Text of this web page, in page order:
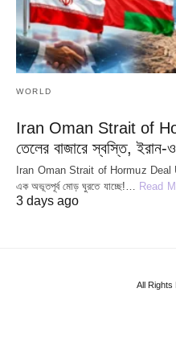
WORLD
Iran Oman Strait of
তেলের বাজারে স্বস্তি, ইরান-
Iran Oman Strait of Hormuz Deal
এক অভূতপূর্ব মোড় ঘুরতে যাচ্ছে!… Read
3 days ago
All Rights